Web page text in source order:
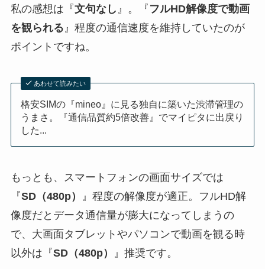
私の感想は『文句なし 』。『 フルHD解像度で動画
を観られる』程度の通信速度を維持していたのが
ポイントですね。
あわせて読みたい
格安SIMの『mineo』に見る独自に築いた渋滞管理の
うまさ。『通信品質約5倍改善』でマイピタに出戻り
した...
もっとも、スマートフォンの画面サイズでは
『SD（480p）
』程度の解像度が適正。フルHD解
像度だとデータ通信量が膨大になってしまうの
で、大画面タブレットやパソコンで動画を観る時
以外は『SD（480p） 』推奨です。